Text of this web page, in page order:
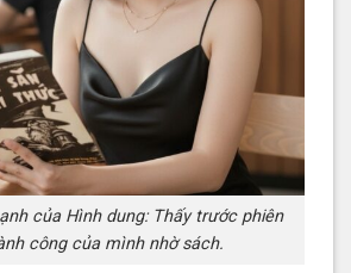
của Hình dung: Thấy trước phiên
công của mình nhờ sách.